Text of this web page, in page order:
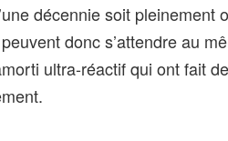
décennie soit pleinement
donc s’attendre au
ultra‑réactif qui ont fait